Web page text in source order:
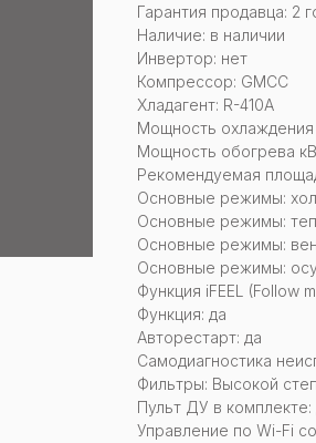
Гарантия продавца: 2
Наличие: в наличии
Инвертор: нет
Компрессор: GMCC
Хладагент: R-410A
Мощность охлаждения
Мощность обогрева
Рекомендуемая
Основные режимы:
Основные режимы:
Основные режимы:
Основные режимы:
Функция iFEEL (Follow
Функция: да
Авторестарт: да
Самодиагностика
Фильтры: Высокой
Пульт ДУ в комплекте:
Управление по Wi-Fi